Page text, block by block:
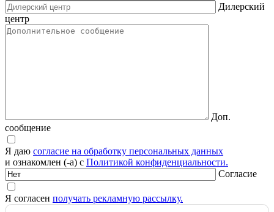
Дилерский
центр
Доп.
сообщение
Я даю согласие на обработку персональных данных
и ознакомлен (-а) с Политикой конфиденциальности.
Согласие
Я согласен получать рекламную рассылку.